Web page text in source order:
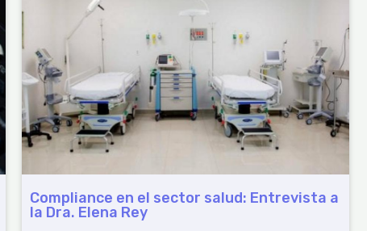
Compliance en el sector salud: Entrevista a
la Dra. Elena Rey